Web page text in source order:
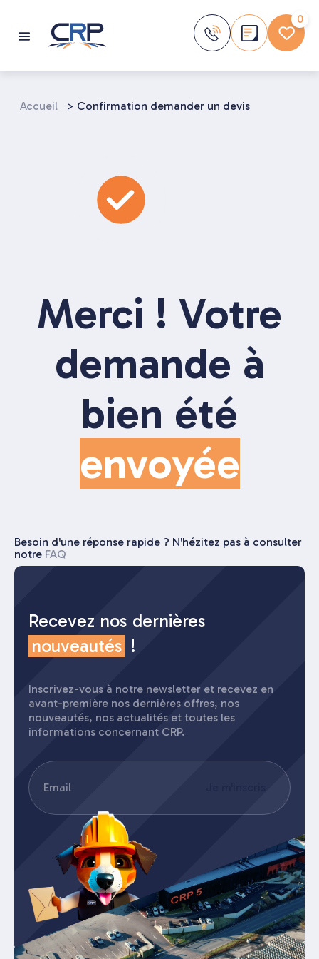
contenu
0
Accueil > Confirmation demander un devis
Merci ! Votre
demande à
bien été
envoyée
Besoin d'une réponse rapide ? N'hézitez pas à consulter
notre FAQ
Recevez nos dernières
nouveautés !
Inscrivez-vous à notre newsletter et recevez en
avant-première nos dernières offres, nos
nouveautés, nos actualités et toutes les
informations concernant CRP.
E-
mail (Nécessaire)